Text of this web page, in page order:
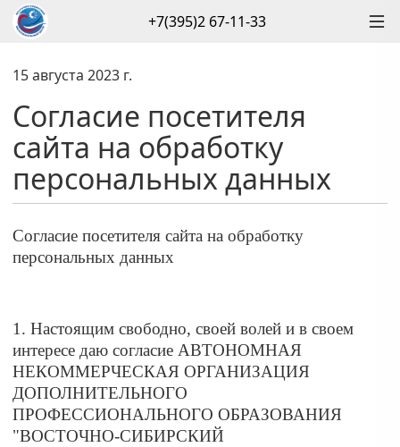
15 августа 2023 г.
Согласие посетителя
сайта на обработку
персональных данных
Согласие посетителя сайта на обработку
персональных данных
1. Настоящим свободно, своей волей и в своем
интересе даю согласие АВТОНОМНАЯ
НЕКОММЕРЧЕСКАЯ ОРГАНИЗАЦИЯ
ДОПОЛНИТЕЛЬНОГО
ПРОФЕССИОНАЛЬНОГО ОБРАЗОВАНИЯ
"ВОСТОЧНО-СИБИРСКИЙ
+7(395)2 67-11-33